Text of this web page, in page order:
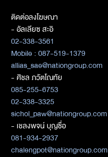
ติดต่อลงโฆษณา
- อัลเลียซ สะอิ
02-338-3561
Mobile : 087-519-1379
allias_sae@nationgroup.com
- ศิชล ภวัตโณทัย
085-255-6753
02-338-3325
sichol_paw@nationgroup.com
- เชลงพจน์ บุญซื่อ
081-934-2937
chalengpot@nationgroup.com